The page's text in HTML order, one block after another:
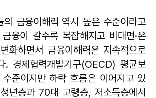
의 금융이해력 역시 높은 수준이라고
융이 갈수록 복잡해지고 비대면·온
화하면서 금융이해력은 지속적으로
. 경제협력개발기구(OECD) 평균보
준이지만 하락 흐름은 이어지고 있
년층과 70대 고령층, 저소득층에서